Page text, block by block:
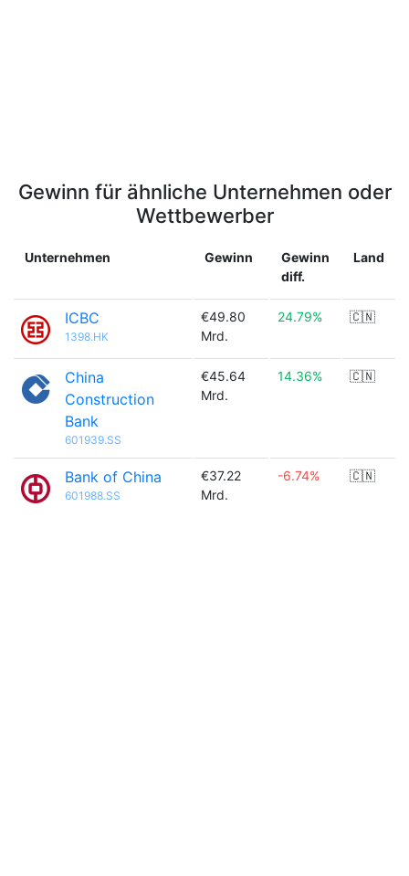
Gewinn für ähnliche Unternehmen oder
Wettbewerber
Unternehmen Gewinn
Gewinn
diff.
Land
ICBC
1398.HK
€49.80
Mrd.
24.79% 🇨🇳
China
Construction
Bank
601939.SS
€45.64
Mrd.
14.36% 🇨🇳
Bank of China
601988.SS
€37.22
Mrd.
-6.74% 🇨🇳